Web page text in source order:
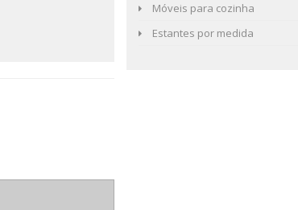
Móveis para cozinha
Estantes por medida